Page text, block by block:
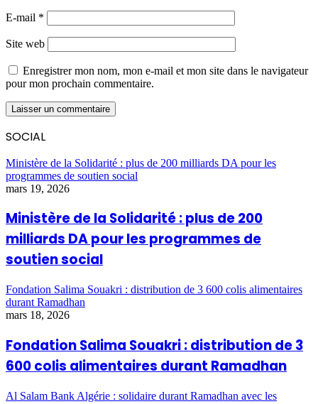
E-mail *
Site web
Enregistrer mon nom, mon e-mail et mon site dans le navigateur
pour mon prochain commentaire.
SOCIAL
Ministère de la Solidarité : plus de 200 milliards DA pour les
programmes de soutien social
mars 19, 2026
Ministère de la Solidarité : plus de 200
milliards DA pour les programmes de
soutien social
Fondation Salima Souakri : distribution de 3 600 colis alimentaires
durant Ramadhan
mars 18, 2026
Fondation Salima Souakri : distribution de 3
600 colis alimentaires durant Ramadhan
Al Salam Bank Algérie : solidaire durant Ramadhan avec les